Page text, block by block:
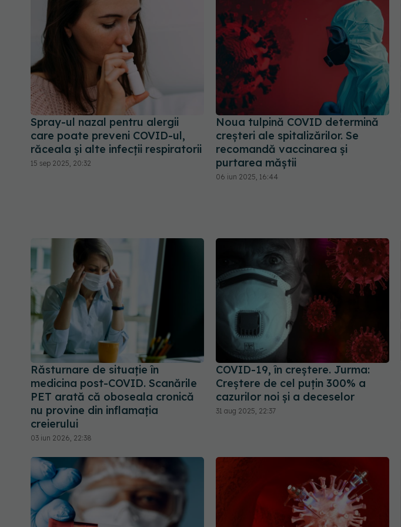
Spray-ul nazal pentru alergii
care poate preveni COVID-ul,
răceala și alte infecții respiratorii
15 sep 2025, 20:32
Noua tulpină COVID determină
creșteri ale spitalizărilor. Se
recomandă vaccinarea și
purtarea măștii
06 iun 2025, 16:44
Răsturnare de situație în
medicina post-COVID. Scanările
PET arată că oboseala cronică
nu provine din inflamația
creierului
03 iun 2026, 22:38
COVID-19, în creștere. Jurma:
Creștere de cel puțin 300% a
cazurilor noi și a deceselor
31 aug 2025, 22:37